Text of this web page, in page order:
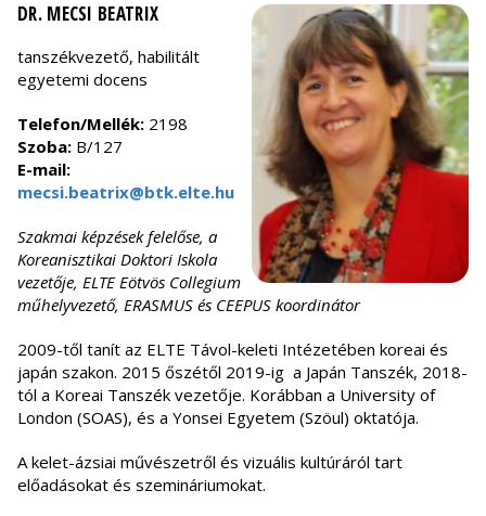
DR. MECSI BEATRIX
tanszékvezető, habilitált
egyetemi docens
Telefon/Mellék: 2198
Szoba: B/127
E-mail:
mecsi.beatrix@btk.elte.hu
Szakmai képzések felelőse, a
Koreanisztikai Doktori Iskola
vezetője, ELTE Eötvös Collegium
műhelyvezető, ERASMUS és CEEPUS koordinátor
2009-től tanít az ELTE Távol-keleti Intézetében koreai és
japán szakon. 2015 őszétől 2019-ig a Japán Tanszék, 2018-
tól a Koreai Tanszék vezetője. Korábban a University of
London (SOAS), és a Yonsei Egyetem (Szöul) oktatója.
A kelet-ázsiai művészetről és vizuális kultúráról tart
előadásokat és szemináriumokat.